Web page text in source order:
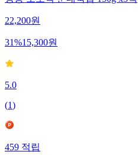
22,200원
31%15,300원
5.0
(1)
459적립